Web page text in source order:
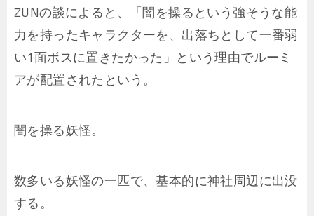
ZUNの談によると、「闇を操るという強そうな能
力を持ったキャラクターを、出落ちとして一番弱
い1面ボスに置きたかった」という理由でルーミ
アが配置されたという。
闇を操る妖怪。
数多いる妖怪の一匹で、基本的に神社周辺に出没
する。